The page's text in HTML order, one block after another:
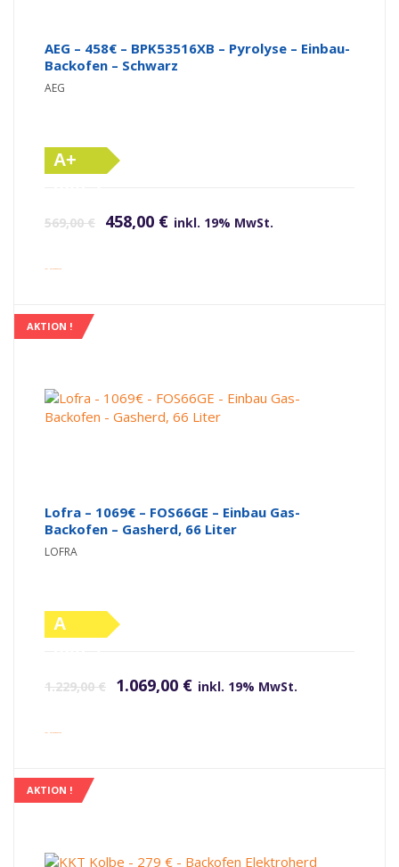
AEG – 458€ – BPK53516XB – Pyrolyse – Einbau-
Backofen – Schwarz
AEG
A+
569,00€ 458,00 € inkl. 19% MwSt.
inkl. Versandkosten
AKTION !
Lofra – 1069€ – FOS66GE – Einbau Gas-
Backofen – Gasherd, 66 Liter
LOFRA
A
1.229,00€ 1.069,00 € inkl. 19% MwSt.
inkl. Versandkosten
AKTION !